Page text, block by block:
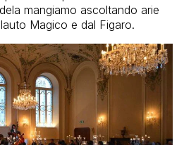
mangiamo ascoltando arie
Magico e dal Figaro.